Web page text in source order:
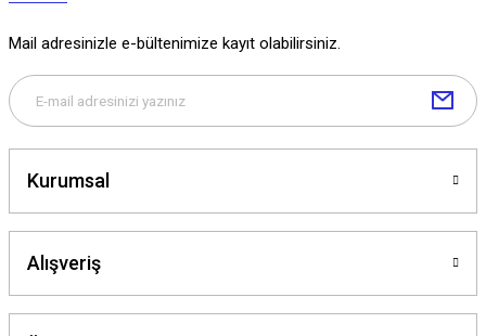
Mail adresinizle e-bültenimize kayıt olabilirsiniz.
Kurumsal
Alışveriş